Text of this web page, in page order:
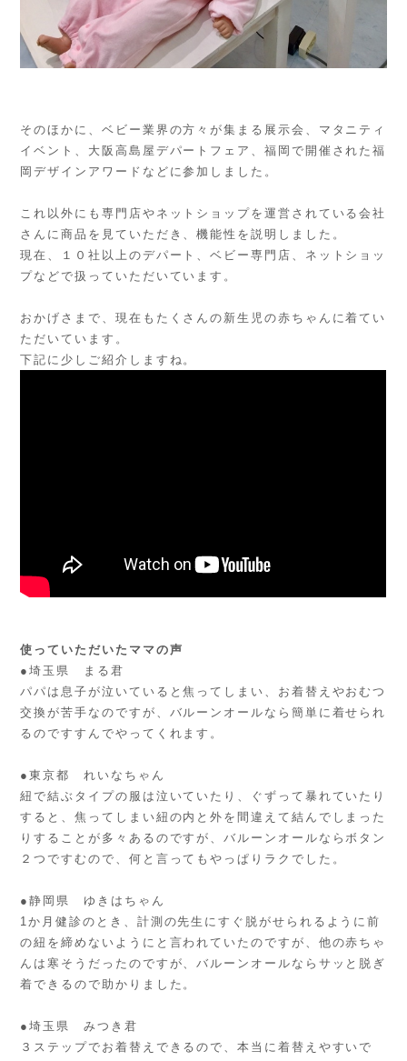
そのほかに、ベビー業界の方々が集まる展示会、マタニティ
イベント、大阪高島屋デパートフェア、福岡で開催された福
岡デザインアワードなどに参加しました。
これ以外にも専門店やネットショップを運営されている会社
さんに商品を見ていただき、機能性を説明しました。
現在、１０社以上のデパート、ベビー専門店、ネットショッ
プなどで扱っていただいています。
おかげさまで、現在もたくさんの新生児の赤ちゃんに着てい
ただいています。
下記に少しご紹介しますね。
使っていただいたママの声
●埼玉県 まる君
パパは息子が泣いていると焦ってしまい、お着替えやおむつ
交換が苦手なのですが、バルーンオールなら簡単に着せられ
るのですすんでやってくれます。
●東京都 れいなちゃん
紐で結ぶタイプの服は泣いていたり、ぐずって暴れていたり
すると、焦ってしまい紐の内と外を間違えて結んでしまった
りすることが多々あるのですが、バルーンオールならボタン
２つですむので、何と言ってもやっぱりラクでした。
●静岡県 ゆきはちゃん
1か月健診のとき、計測の先生にすぐ脱がせられるように前
の紐を締めないようにと言われていたのですが、他の赤ちゃ
んは寒そうだったのですが、バルーンオールならサッと脱ぎ
着できるので助かりました。
●埼玉県 みつき君
３ステップでお着替えできるので、本当に着替えやすいで